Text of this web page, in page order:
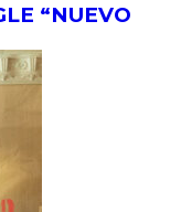
“NUEVO